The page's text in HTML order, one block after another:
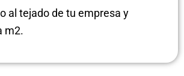
al tejado de tu empresa y
m2.